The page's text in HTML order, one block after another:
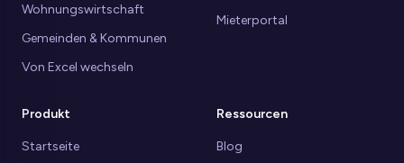
Produkt
Startseite
Mieterportal
Wohnungswirtschaft
Gemeinden & Kommunen
Von Excel wechseln
Ressourcen
Blog